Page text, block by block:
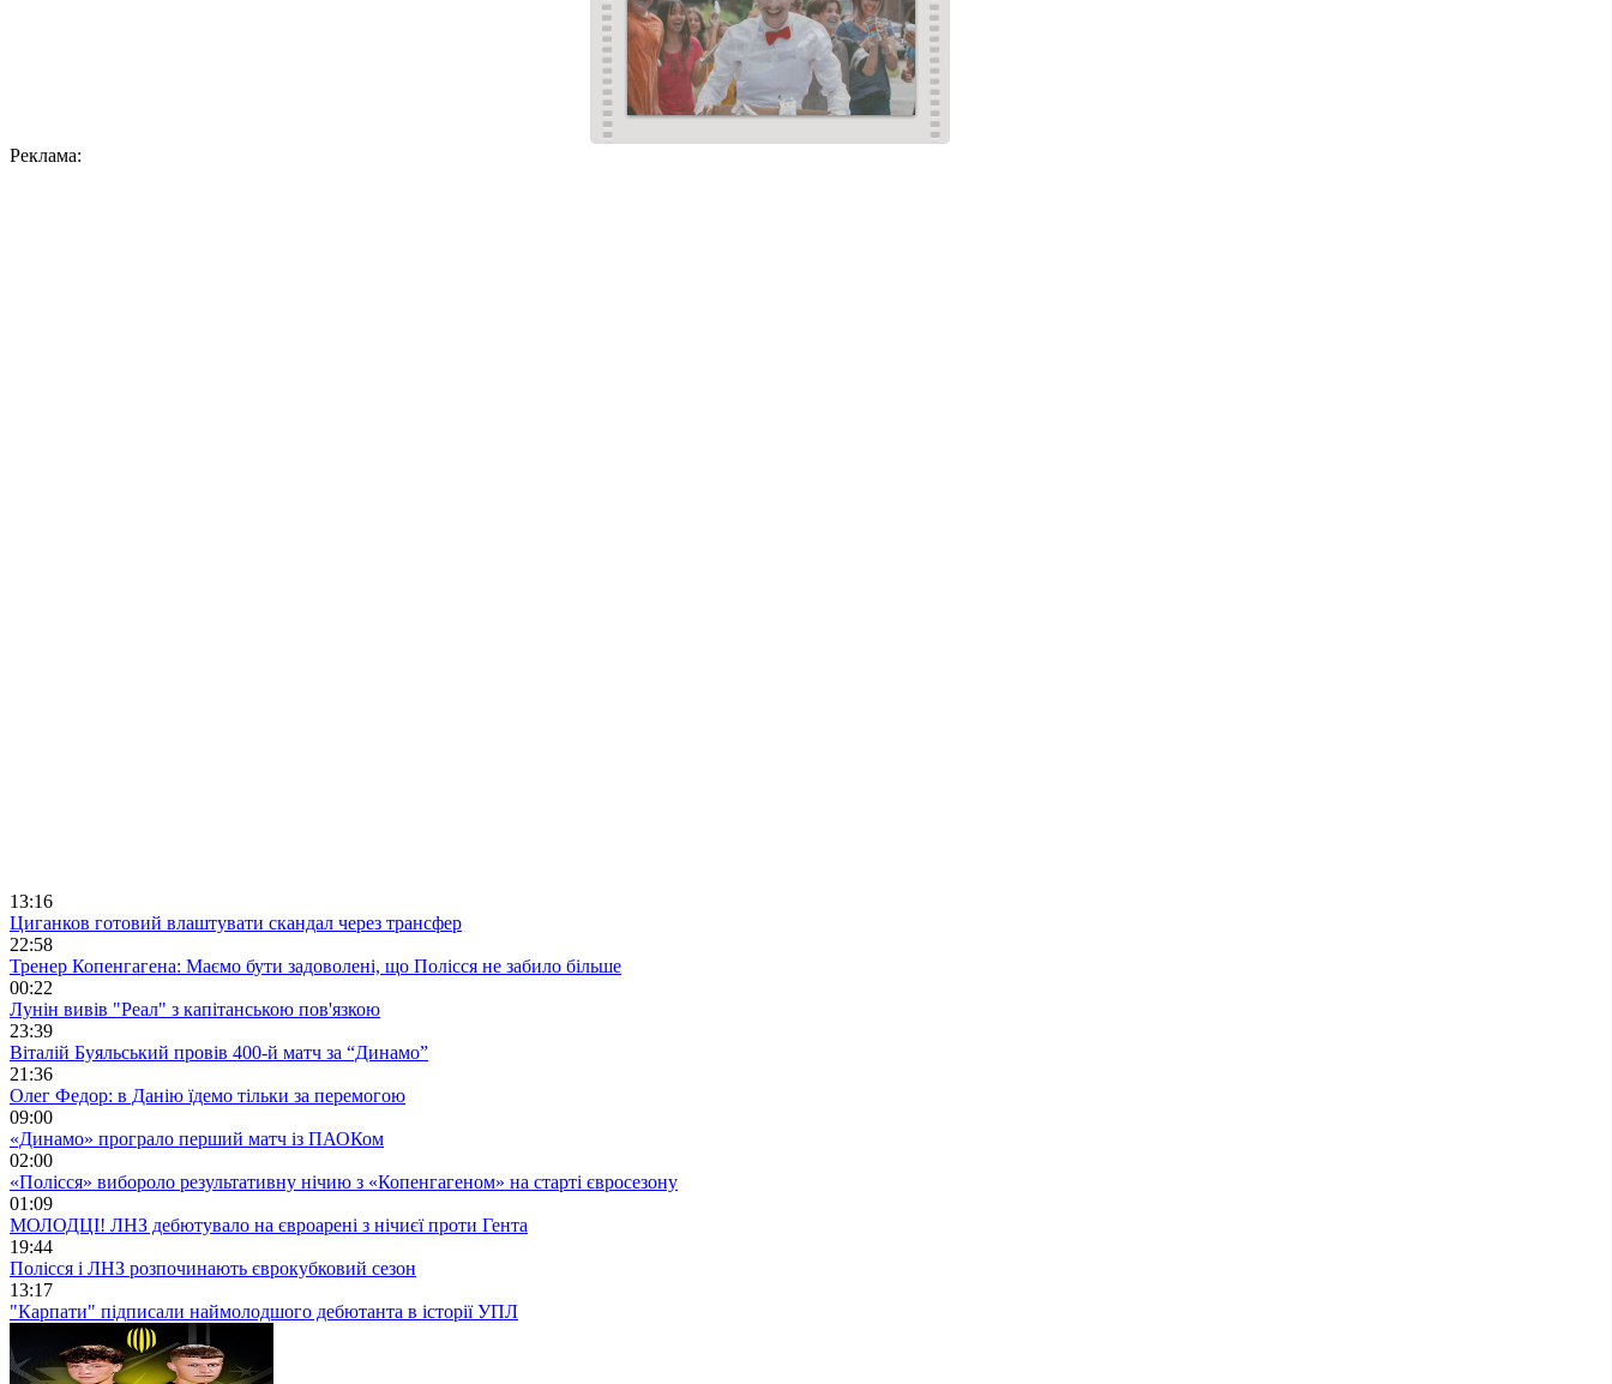
Реклама:
13:16
Циганков готовий влаштувати скандал через трансфер
22:58
Тренер Копенгагена: Маємо бути задоволені, що Полісся не забило більше
00:22
Лунін вивів "Реал" з капітанською пов'язкою
23:39
Віталій Буяльський провів 400-й матч за “Динамо”
21:36
Олег Федор: в Данію їдемо тільки за перемогою
09:00
«Динамо» програло перший матч із ПАОКом
02:00
«Полісся» вибороло результативну нічию з «Копенгагеном» на старті євросезону
01:09
МОЛОДЦІ! ЛНЗ дебютувало на євроарені з нічиєї проти Гента
19:44
Полісся і ЛНЗ розпочинають єврокубковий сезон
13:17
"Карпати" підписали наймолодшого дебютанта в історії УПЛ